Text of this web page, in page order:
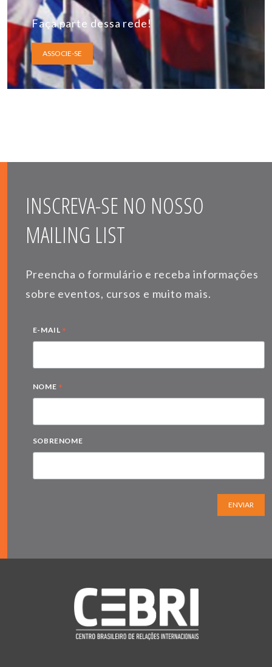
Faça parte dessa rede!
ASSOCIE-SE
INSCREVA-SE NO NOSSO
MAILING LIST
Preencha o formulário e receba informações
sobre eventos, cursos e muito mais.
E-MAIL *
NOME *
SOBRENOME
ENVIAR